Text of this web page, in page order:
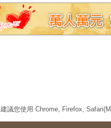
建議您使用 Chrome, Firefox,